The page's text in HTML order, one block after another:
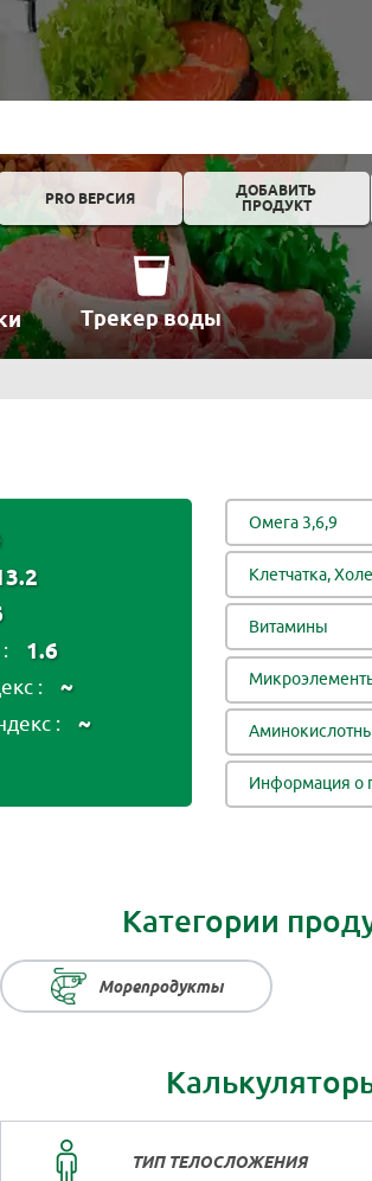
PRO ВЕРСИЯ
ДОБАВИТЬ
ПРОДУКТ
Трекер воды
1.6
: ~
: ~
Омега 3,6,9
Клетчатка,
Витамины
Информация о
Категории
Морепродукты
ТИП ТЕЛОСЛОЖЕНИЯ